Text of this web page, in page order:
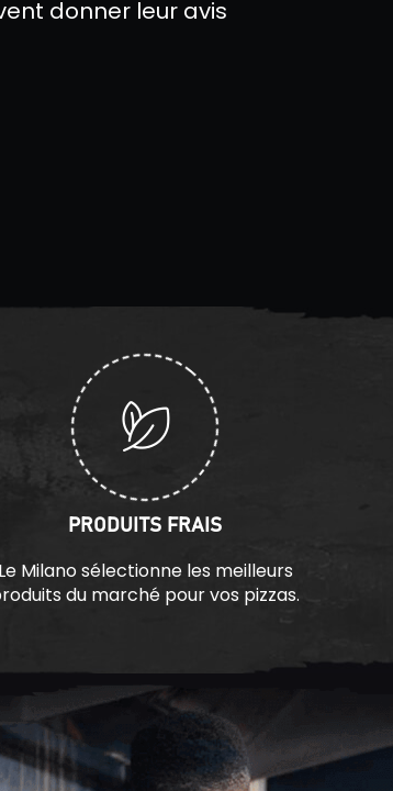
donner leur avis
PRODUITS FRAIS
Le Milano sélectionne les meilleurs
du marché pour vos pizzas.